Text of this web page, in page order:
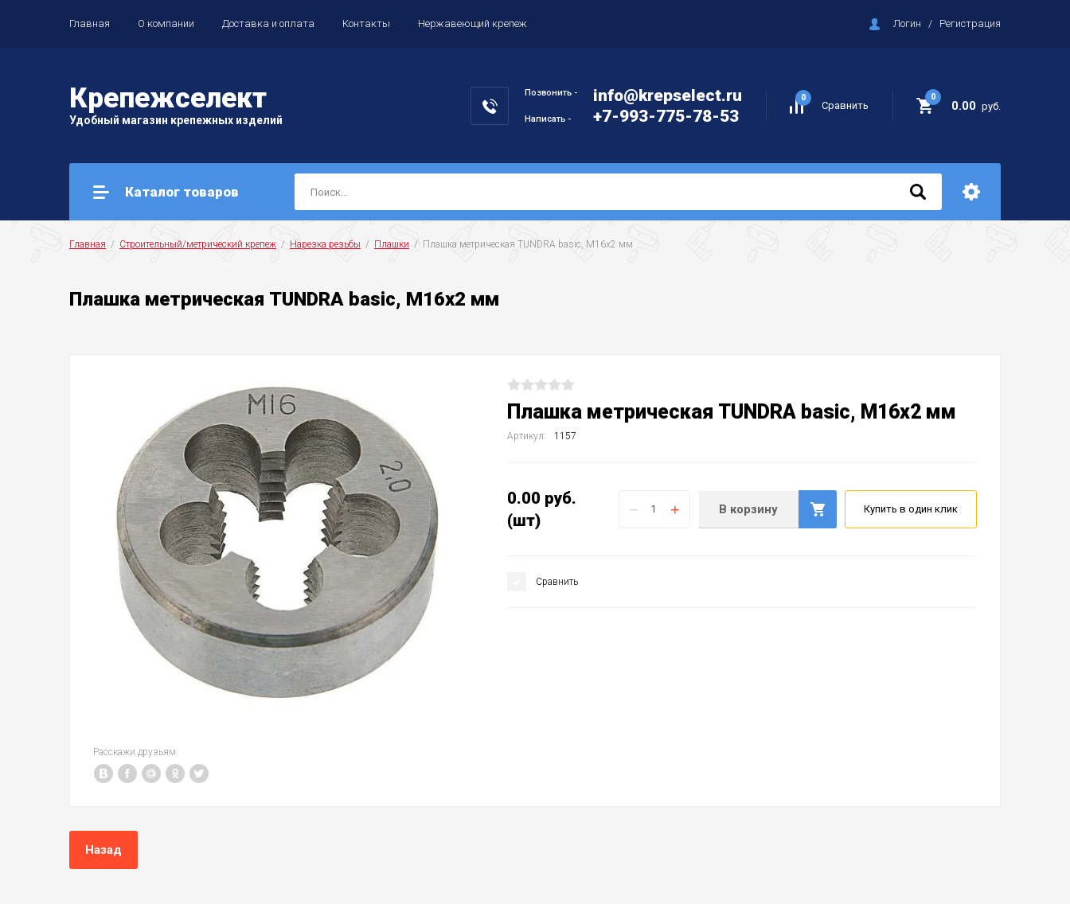
Главная О компании Доставка и оплата Контакты Нержавеющий крепеж Логин / Регистрация
Крепежселект
Удобный магазин крепежных изделий
Позвонить -
Написать -
info@krepselect.ru
+7-993-775-78-53
Сравнить
0 0
0.00 руб.
Каталог товаров
Главная
  /
Строительный/метрический крепеж
  /
Нарезка резьбы
  /
Плашки
  /  Плашка метрическая TUNDRA basic, М16х2 мм
Плашка метрическая TUNDRA basic, М16х2 мм
Расскажи друзьям:
Плашка метрическая TUNDRA basic, М16х2 мм
Артикул: 1157
0.00 руб.
(шт)
− + В корзину Купить в один клик
Сравнить
Назад